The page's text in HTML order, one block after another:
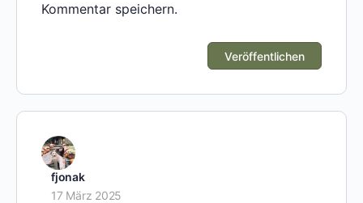
Kommentar speichern.
fjonak
17 März 2025